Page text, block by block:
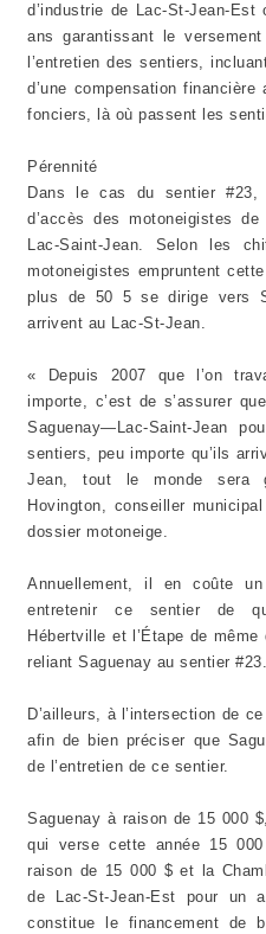
d’industrie de Lac-St-Jean-
ans garantissant le
l’entretien des sentiers,
d’une compensation
fonciers, là où passent les
Pérennité
Dans le cas du sentier
d’accès des motoneigistes
Lac-Saint-Jean. Selon les
motoneigistes empruntent
plus de 50 5 se dirige vers
arrivent au Lac-St-Jean.
« Depuis 2007 que l’on
importe, c’est de s’assurer
Saguenay—Lac-Saint-Jean
sentiers, peu importe qu’ils
Jean, tout le monde sera
Hovington, conseiller
dossier motoneige.
Annuellement, il en coûte
entretenir ce sentier de
Hébertville et l’Étape de
reliant Saguenay au sentier #23.
D’ailleurs, à l’intersection de
afin de bien préciser que
de l’entretien de ce sentier.
Saguenay à raison de 15 000
qui verse cette année 15
raison de 15 000 $ et la
de Lac-St-Jean-Est pour un
constitue le financement de